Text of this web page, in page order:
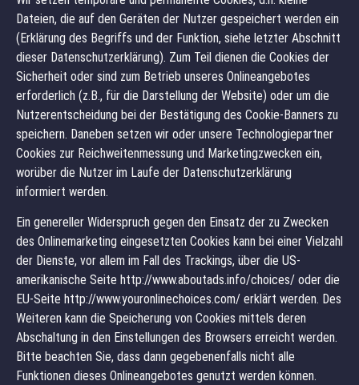
Dateien, die auf den Geräten der Nutzer gespeichert werden ein
(Erklärung des Begriffs und der Funktion, siehe letzter Abschnitt
dieser Datenschutzerklärung). Zum Teil dienen die Cookies der
Sicherheit oder sind zum Betrieb unseres Onlineangebotes
erforderlich (z.B., für die Darstellung der Website) oder um die
Nutzerentscheidung bei der Bestätigung des Cookie-Banners zu
speichern. Daneben setzen wir oder unsere Technologiepartner
Cookies zur Reichweitenmessung und Marketingzwecken ein,
worüber die Nutzer im Laufe der Datenschutzerklärung
informiert werden.
Ein genereller Widerspruch gegen den Einsatz der zu Zwecken
des Onlinemarketing eingesetzten Cookies kann bei einer Vielzahl
der Dienste, vor allem im Fall des Trackings, über die US-
amerikanische Seite http://www.aboutads.info/choices/ oder die
EU-Seite http://www.youronlinechoices.com/ erklärt werden. Des
Weiteren kann die Speicherung von Cookies mittels deren
Abschaltung in den Einstellungen des Browsers erreicht werden.
Bitte beachten Sie, dass dann gegebenenfalls nicht alle
Funktionen dieses Onlineangebotes genutzt werden können.